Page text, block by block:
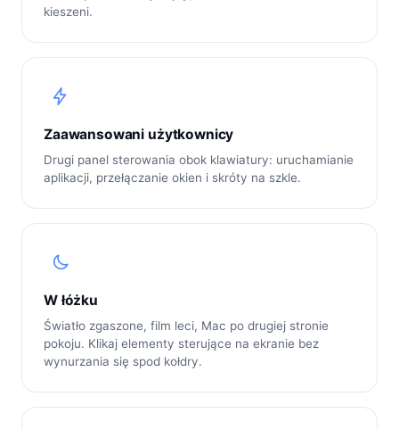
kieszeni.
Zaawansowani użytkownicy
Drugi panel sterowania obok klawiatury: uruchamianie
aplikacji, przełączanie okien i skróty na szkle.
W łóżku
Światło zgaszone, film leci, Mac po drugiej stronie
pokoju. Klikaj elementy sterujące na ekranie bez
wynurzania się spod kołdry.